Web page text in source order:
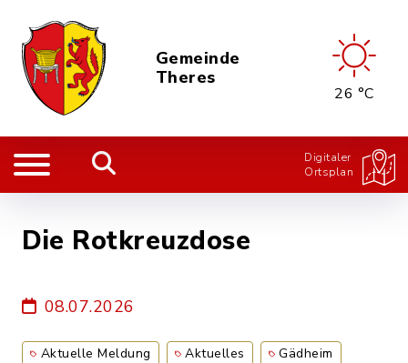
Gemeinde
Theres
26 °C
Digitaler
Ortsplan
Die Rotkreuzdose
08.07.2026
Aktuelle Meldung Aktuelles Gädheim